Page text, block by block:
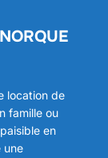
location de
famille ou
en
une